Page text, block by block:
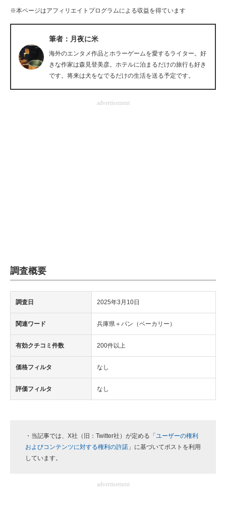
ITエンジニア向け専門サイト
企業向けIT製品の総合サイト
製造業のIT導入・活用を支援
※本ページはアフィリエイトプログラムによる収益を得ています
筆者：月夜に米
海外のエンタメ作品とホラーゲームを愛するライター。好
きな作家は森見登美彦。ホテルに泊まるだけの旅行も好き
です。将来は犬をなでるだけの生活を送る予定です。
advertisement
調査概要
調査日 2025年3月10日
関連ワード 兵庫県＋パン（ベーカリー）
有効クチコミ件数 200件以上
価格フィルタ なし
評価フィルタ なし
・当記事では、X社（旧：Twitter社）が定める「 ユーザーの権利
およびコンテンツに対する権利の許諾 」に基づいてポストを利用
しています。
advertisement